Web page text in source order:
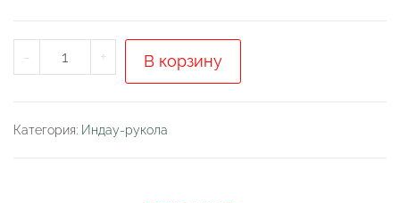
-
Количество
товара
тонколистный
+ В корзину
Категория: Индау-рукола